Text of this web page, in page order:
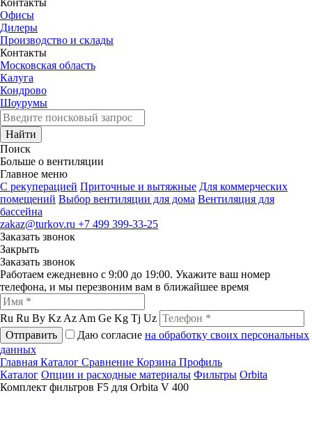
Контакты
Офисы
Дилеры
Производство и склады
Контакты
Московская область
Калуга
Кондрово
Шоурумы
Найти
Поиск
Больше о вентиляции
Главное меню
C рекуперацией Приточные и вытяжные Для коммерческих
помещений Выбор вентиляции для дома Вентиляция для
бассейна
zakaz@turkov.ru +7 499 399-33-25
Заказать звонок
Закрыть
Заказать звонок
Работаем ежедневно с 9:00 до 19:00. Укажите ваш номер
телефона, и мы перезвоним вам в ближайшее время
Ru Ru By Kz Az Am Ge Kg Tj Uz
Отправить
Даю согласие на обработку своих персональных
данных
Главная Каталог Сравнение Корзина Профиль
Каталог Опции и расходные материалы Фильтры Orbita
Комплект фильтров F5 для Orbita V 400